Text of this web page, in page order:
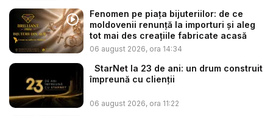
Fenomen pe piața bijuteriilor: de ce
moldovenii renunță la importuri și aleg
tot mai des creațiile fabricate acasă
06 august 2026, ora 14:34
StarNet la 23 de ani: un drum construit
împreună cu clienții
06 august 2026, ora 11:22